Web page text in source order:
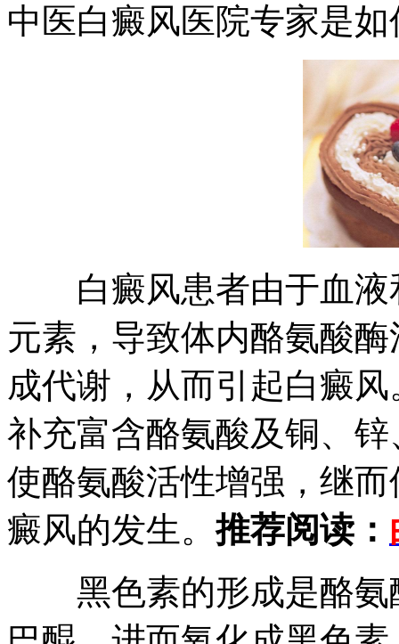
中医白癜风医院专家是
白癜风患者由于血液
元素，导致体内酪氨酸
成代谢，从而引起白癜
补充富含酪氨酸及铜、
使酪氨酸活性增强，继
癜风的发生。推荐阅读：
黑色素的形成是酪氨